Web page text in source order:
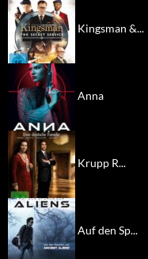
Kingsman &...
Anna
Krupp R...
Auf den Sp...